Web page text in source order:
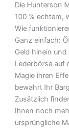
Die Hunterson
100 % echtem,
Wie
Ganz einfach:
Geld hinein und
Lederbörse auf
Magie ihren
bewahrt Ihr
Zusätzlich
Ihnen noch
ursprüngliche